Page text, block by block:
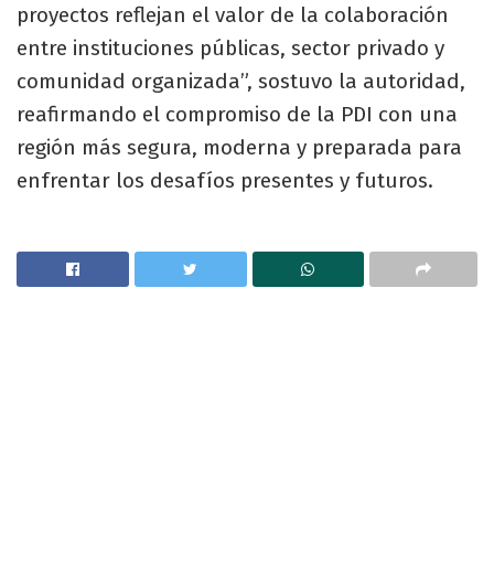
proyectos reflejan el valor de la colaboración
entre instituciones públicas, sector privado y
comunidad organizada”, sostuvo la autoridad,
reafirmando el compromiso de la PDI con una
región más segura, moderna y preparada para
enfrentar los desafíos presentes y futuros.